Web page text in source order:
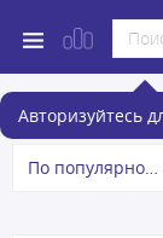
Авторизуйтесь
Зарядные
По популярности